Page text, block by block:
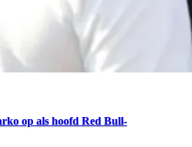
op als hoofd Red Bull-